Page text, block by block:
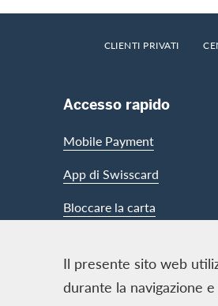
Il presente sito web
durante la navigazione
Footer
CLIENTI PRIVATI
Footer Navigation
Accesso rapido
Mobile Payment
App di Swisscard
Bloccare la carta
Contact & Social channels